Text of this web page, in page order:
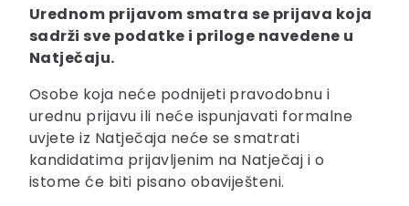
Urednom prijavom smatra se prijava koja
sadrži sve podatke i priloge navedene u
Natječaju.
Osobe koja neće podnijeti pravodobnu i
urednu prijavu ili neće ispunjavati formalne
uvjete iz Natječaja neće se smatrati
kandidatima prijavljenim na Natječaj i o
istome će biti pisano obaviješteni.